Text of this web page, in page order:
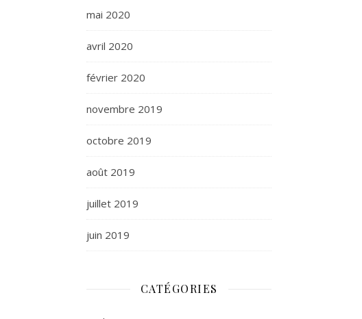
mai 2020
avril 2020
février 2020
novembre 2019
octobre 2019
août 2019
juillet 2019
juin 2019
CATÉGORIES